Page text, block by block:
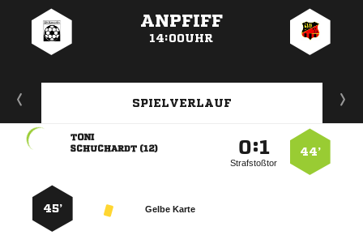
ANPFIFF
14:00UHR
SPIELVERLAUF
44’
:
Strafstoßtor

 
Gelbe Karte
45’